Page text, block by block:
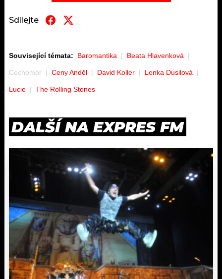
Sdílejte
Související témata: Baromantika Beata Hlavenková
Čechomor Ceny Anděl David Koller Lenka Dusilová
Lucie The Rolling Stones
DALŠÍ NA EXPRES FM